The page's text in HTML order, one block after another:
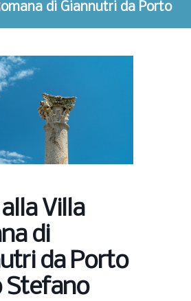
di Giannutri da Porto
Villa
di
da Porto
Stefano